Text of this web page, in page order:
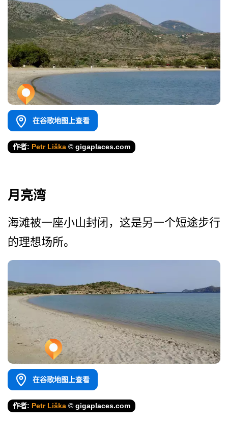
在谷歌地图上查看
作者: Petr Liška © gigaplaces.com
月亮湾
海滩被一座小山封闭，这是另­一个短途步行
的理想场所。
在谷歌地图上查看
作者: Petr Liška © gigaplaces.com